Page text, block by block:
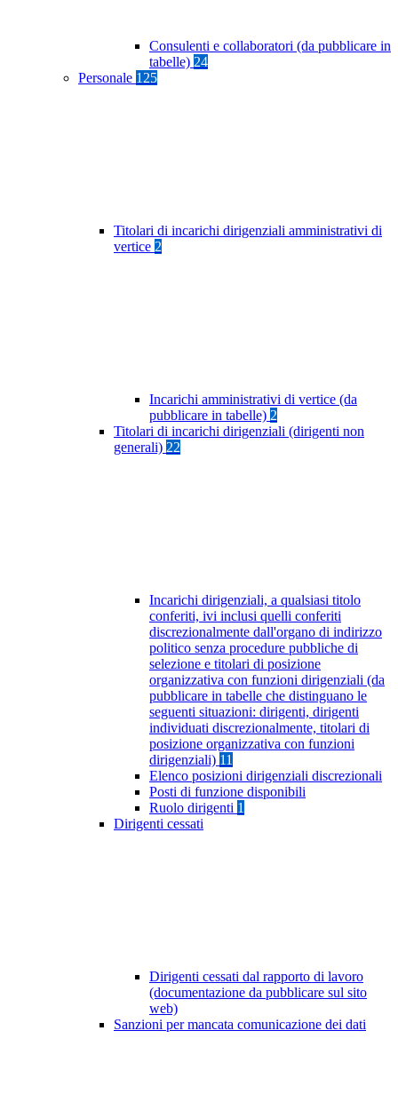
Consulenti e collaboratori (da pubblicare in
tabelle) 24
Personale 125
Titolari di incarichi dirigenziali amministrativi di
vertice 2
Incarichi amministrativi di vertice (da
pubblicare in tabelle) 2
Titolari di incarichi dirigenziali (dirigenti non
generali) 22
Incarichi dirigenziali, a qualsiasi titolo
conferiti, ivi inclusi quelli conferiti
discrezionalmente dall'organo di indirizzo
politico senza procedure pubbliche di
selezione e titolari di posizione
organizzativa con funzioni dirigenziali (da
pubblicare in tabelle che distinguano le
seguenti situazioni: dirigenti, dirigenti
individuati discrezionalmente, titolari di
posizione organizzativa con funzioni
dirigenziali) 11
Elenco posizioni dirigenziali discrezionali
Posti di funzione disponibili
Ruolo dirigenti 1
Dirigenti cessati
Dirigenti cessati dal rapporto di lavoro
(documentazione da pubblicare sul sito
web)
Sanzioni per mancata comunicazione dei dati